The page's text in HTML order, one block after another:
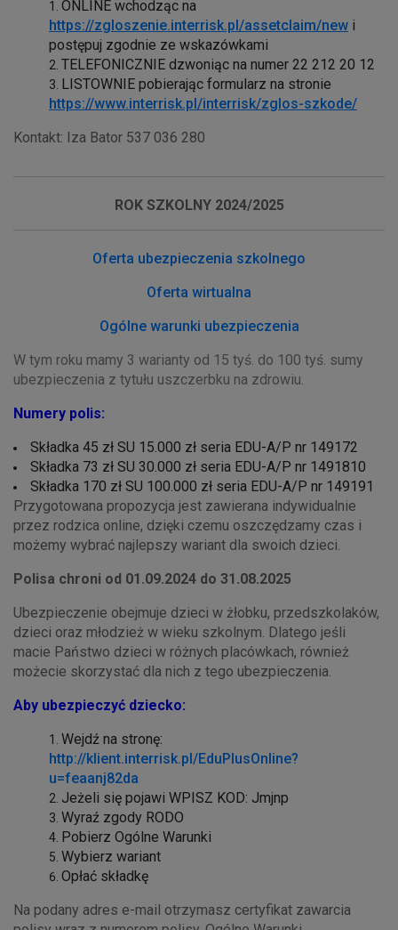
ONLINE wchodząc na
https://zgloszenie.interrisk.pl/assetclaim/new i
postępuj zgodnie ze wskazówkami
TELEFONICZNIE dzwoniąc na numer 22 212 20 12
LISTOWNIE pobierając formularz na stronie
https://www.interrisk.pl/interrisk/zglos-szkode/
Kontakt: Iza Bator 537 036 280
ROK SZKOLNY 2024/2025
Oferta ubezpieczenia szkolnego
Oferta wirtualna
Ogólne warunki ubezpieczenia
W tym roku mamy 3 warianty od 15 tyś. do 100 tyś. sumy
ubezpieczenia z tytułu uszczerbku na zdrowiu.
Numery polis:
Składka 45 zł SU 15.000 zł seria EDU-A/P nr 149172
Składka 73 zł SU 30.000 zł seria EDU-A/P nr 1491810
Składka 170 zł SU 100.000 zł seria EDU-A/P nr 149191
Przygotowana propozycja jest zawierana indywidualnie
przez rodzica online, dzięki czemu oszczędzamy czas i
możemy wybrać najlepszy wariant dla swoich dzieci.
Polisa chroni od 01.09.2024 do 31.08.2025
Ubezpieczenie obejmuje dzieci w żłobku, przedszkolaków,
dzieci oraz młodzież w wieku szkolnym. Dlatego jeśli
macie Państwo dzieci w różnych placówkach, również
możecie skorzystać dla nich z tego ubezpieczenia.
Aby ubezpieczyć dziecko:
Wejdź na stronę:
http://klient.interrisk.pl/EduPlusOnline?
u=feaanj82da
Jeżeli się pojawi WPISZ KOD: Jmjnp
Wyraź zgody RODO
Pobierz Ogólne Warunki
Wybierz wariant
Opłać składkę
Na podany adres e-mail otrzymasz certyfikat zawarcia